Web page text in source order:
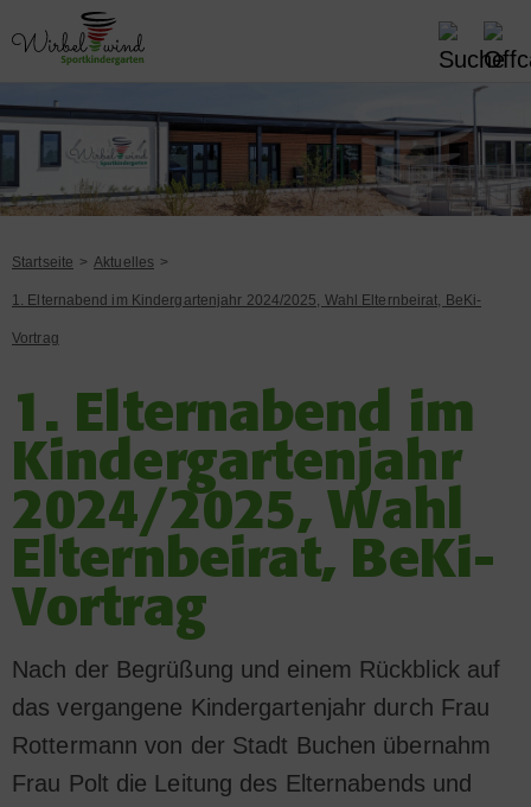
Startseite Aktuelles
1. Elternabend im Kindergartenjahr 2024/2025, Wahl Elternbeirat, BeKi-
Vortrag
1. Elternabend im
Kindergartenjahr
2024/2025, Wahl
Elternbeirat, BeKi-
Vortrag
Nach der Begrüßung und einem Rückblick auf
das vergangene Kindergartenjahr durch Frau
Rottermann von der Stadt Buchen übernahm
Frau Polt die Leitung des Elternabends und